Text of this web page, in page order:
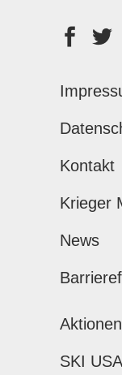
Kontakt
Krieger
News
SKI USA